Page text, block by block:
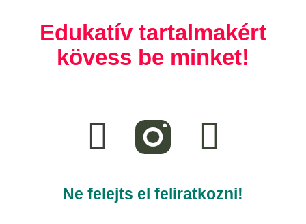
Edukatív tartalmakért
kövess be minket!
a
c
e
i
k
t
Ne felejts el feliratkozni!